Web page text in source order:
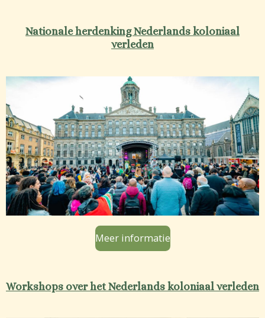
Nationale herdenking Nederlands koloniaal
verleden
Meer informatie
Workshops over het Nederlands koloniaal verleden